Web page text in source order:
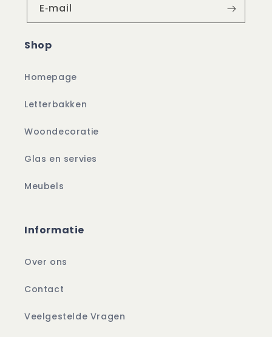
E‑mail
Shop
Homepage
Letterbakken
Woondecoratie
Glas en servies
Meubels
Informatie
Over ons
Contact
Veelgestelde Vragen